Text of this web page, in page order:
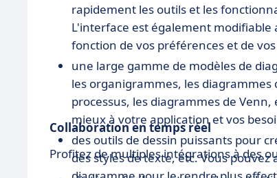
rapidement les outils et les
L'interface est également modifiable
fonction de vos préférences et de
une large gamme de modèles de
les organigrammes, les
processus, les diagrammes de
mieux à votre application et vos
des outils de dessin puissants pour
des styles de texte, etc. Vous
Collaboration en temps réel
Profitez de multiples intégrations à des